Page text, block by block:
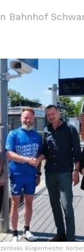
Bahnhof
Bürgermeister